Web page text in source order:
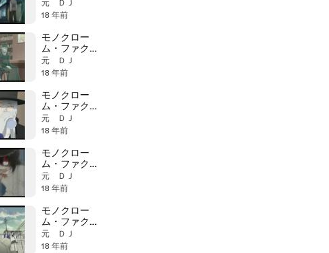
影 c
元 ＤＪ
18 年前
モノクロー
ム・ファクタ
ー 14話 危険な
影 b
元 ＤＪ
18 年前
モノクロー
ム・ファクタ
ー 14話 危険な
影 a
元 ＤＪ
18 年前
モノクロー
ム・ファクタ
ー 13話 光人の
影 c
元 ＤＪ
18 年前
モノクロー
ム・ファクタ
ー 13話 光人の
影 b
元 ＤＪ
18 年前